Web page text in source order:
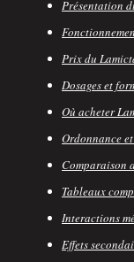
Présentation
Prix du
Dosages et
Où acheter
Ordonnance
Comparaison
Tableaux
Interactions
Effets